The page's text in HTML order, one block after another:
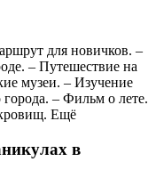
для новичков. –
– Путешествие на
музеи. – Изучение
города. – Фильм о лете.
Ещё
в